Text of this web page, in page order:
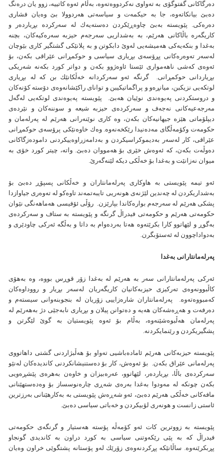
ده‌رگاكانی گفتوگۆی به‌ ته‌واوی نه‌كردووه‌ته‌وه‌‌، به‌ڵام ئه‌وه‌ كاتييه‌، زوو يان دره‌نگ
ده‌بێ بيانكاته‌وه، جا به‌ حيكمه‌ت و سياسه‌تی هه‌ردوولا بێ وه‌يان فشاری
ده‌ره‌كی‌‌. پێويسته‌ به‌بێ چاوه‌ڕێكردن ده‌سته‌يه‌ك له‌ سه‌ركرده‌ بڕيارده‌ر و
كاريگه‌ره باڵاكانی هه‌رێم، به‌ به‌شداريی سه‌رجه‌‌م حيزبه‌ سه‌ره‌كيه‌كان، بچنه‌
به‌غدا و بنكه‌يه‌كی هه‌ميشه‌يی له‌وێ دابكوتن و به‌ پلانێكی گشتگير كاری بێوچان
له‌سه‌ر ته‌وه‌ره‌كانی پڕۆسه‌ی بڕياری سياسی و حوكمڕانی عێراقی بكه‌ن، بۆ
ئه‌وه‌ی كه‌شی ناهه‌مواری ئێستا ئاوه‌ژوو بكه‌ن و دواتر كورد بكه‌نه‌ شه‌ريكی
بڕياردانی حوكمڕانی. گرنگه‌ ئه‌و سه‌ركردانه‌ خه‌ڵكانێك بن كه‌ له‌ بڕياری
لوتكه‌يی نزيكبن، ميانڕه‌و و پراگماتيكیبن و توانای راكێشانه‌وه‌ی دۆسته‌ كۆنه‌كان
و دروستكردنی په‌يوه‌ندی نوێيان هه‌بێ. پێويسته‌‌ په‌يوه‌ندی لوتكه‌يی له‌گه‌ل
مه‌رجه‌عيه‌كانی نه‌جه‌ف و سه‌ركرده‌ی حيزبه‌ شيعه‌ و سوننه‌كان و نێرده‌ی
ديپلۆماتی هێزه‌ جيهانيه‌كان بكه‌ن، وه‌ كاری نوێنه‌رانی هه‌رێم له‌ په‌رله‌مان و
حكومه‌ت وكۆمه‌ڵگای مه‌ده‌نيدا رێكخه‌نه‌وه‌. وه‌ك خاوه‌نێكی پرۆسه‌ی حوكمڕانی
عێراقی، كار لەسەر بەدیموکراسیکردن و به‌دامه‌زراوه‌ييكردنی دامودەزگاکانی
دەوڵەت بكه‌ن، كه‌ ئه‌وه‌ش خێری بۆ هه‌مووان ده‌بێ. واته‌، چيتر كورد خۆی به‌
ميوان نه‌زانێت و به‌غدا بۆ خه‌ڵكی ديكه‌ لێنه‌گه‌رێ.
ئه‌و تيمه‌ پێويستی به‌ هاوكاری په‌رله‌مانتاران و خه‌ڵكانی پسپۆڕ ده‌بێ بۆ
به‌شداریكردن له‌ چه‌ندين لێژنه‌ی هونه‌ريی تايبه‌تمه‌ند تاوه‌كو له‌ ته‌وه‌ری جياوازدا
پشكی هه‌رێم له‌ سه‌رجه‌م بواره‌كاندا بپارێزن. رۆڵی ئۆفيسی هه‌ماهه‌نگی نێوان
حكومه‌تی هه‌رێم و حكومه‌تی فيدراڵ گرنگه‌ و پێويسته‌ به‌ ستاف و سه‌ركرده‌ی
به‌گوڕ و لێهاتوو كارا بكرێته‌وه هه‌تا به‌رده‌وام به‌ داتا و به‌ڵگه‌‌ ئه‌ركی چاودێری و
به‌دواداچوون له‌ ئه‌ستۆبگرن.
په‌رله‌مانتارانی به‌غدا
ئه‌ركی په‌رله‌مانتارانی سه‌ر به‌ هه‌رێم له‌ به‌غدا زۆر قوڕس بووه‌، وه‌ به‌هۆی
كاڵبوونه‌وه‌ی ته‌ركيزی حيزبه‌كانيان كاريگه‌ریان‌ له‌سه‌ر بڕيار و رووداوه‌كان
كه‌مبووه‌ته‌وه‌. په‌رله‌مانتاران شاره‌زاييی زۆريان له‌ بنجوبنه‌وانی سيسته‌م و
ده‌رفه‌ت و هه‌ڕه‌شه‌كان هه‌‌يه‌ و ده‌توانن پيلان و بڕياری نابه‌جێی دژ به‌هه‌رێم له‌
په‌رله‌مان هه‌ڵبوه‌شێنه‌وه‌، به‌ڵام بۆ ئه‌وه‌ پێويستيان به‌ گوێ لێگرتن و
پشگيریكردن و رێنمايكردنه‌‌.
پێويسته‌ حيزبه‌كانی هه‌رێم ئاماده‌باشيی‌ ته‌واو بۆ هه‌ڵبژاردنی گشتی داهاتووی
په‌رله‌مانی عێراق بكه‌ن. بۆ ئه‌وه‌ش، كار بۆ ده‌ستنيشانكردنی كانديده‌كان له‌نێو
سه‌ركرده‌ی باڵا‌، بڕيارده‌ر، لێهاتوو، عه‌ره‌بيزان و خاوه‌ن به‌هره‌ی پێشڕه‌ويی
بكه‌ن چونكه‌ له‌ مه‌ودوا به‌غدا به‌ره‌ی شه‌ڕی چاره‌نوسساز بۆ وه‌ده‌ستهێنانی
مافه‌كانی خه‌ڵكی هه‌رێم ده‌بێ، ئه‌و شه‌ڕه‌ش پێويستی به‌ به‌كارهێنانی‌ به‌رزترين
ئاستی زانست و هونه‌ری لۆبيكردن و خه‌باتی سياسی ده‌بێ.
پێويسته‌ به‌ زووترين كات ئه‌و كۆمه‌ڵه‌ پۆسته‌ هه‌ستيار و گرنگه‌ی حكومه‌تی
فيدراڵ كه‌ به‌ پێی‌ رێكه‌وتنی سياسی به‌ كورد دراون به‌ كانديدی گونجاو
پڕبكرێنه‌وه‌. ساڵانێكه‌ پڕكردنه‌وه‌ی زۆرێك له‌و پۆستانه‌ پشتگوێی خراون وه‌يان